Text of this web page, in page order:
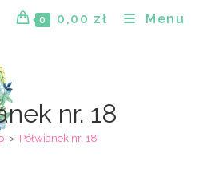
0 0,00 zł Menu
nr. 18
> Półwianek nr. 18